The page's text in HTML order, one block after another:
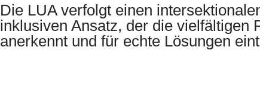
Die LUA verfolgt einen
inklusiven Ansatz, der die vielfältigen
anerkennt und für echte Lösungen